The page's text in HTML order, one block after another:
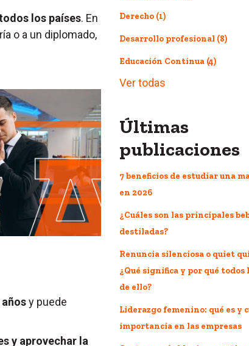
los países. En
o a un diplomado,
y puede
y aprovechar la
Derecho (1)
Desarrollo profesional (8)
Educación Continua (4)
Ver todas
Últimas
publicaciones
7 beneficios de estudiar una
en 2026
¿Cuáles son las principales
destiladas?
Renuncia silenciosa o quiet
¿Qué significa y por qué todos
de ello?
Liderazgo femenino: qué es y
importancia en las empresas